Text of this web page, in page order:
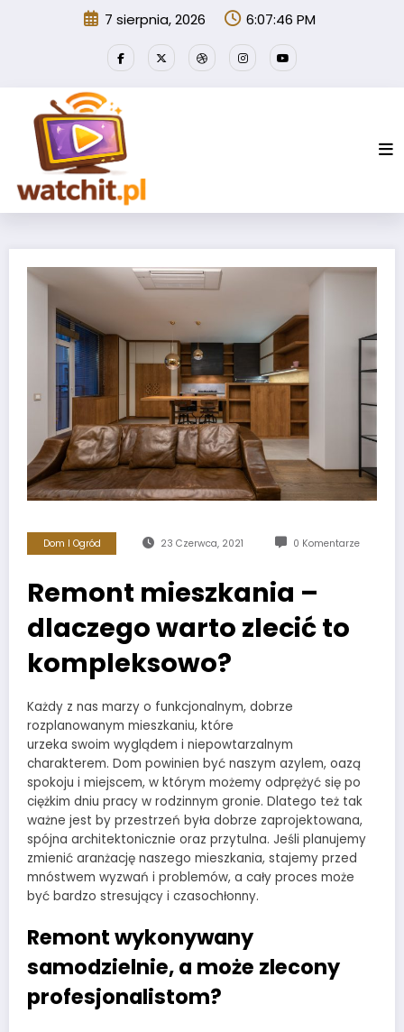
7 sierpnia, 2026 6:07:47 PM
Dom I Ogród 23 Czerwca, 2021 0 Komentarze
Remont mieszkania –
dlaczego warto zlecić to
kompleksowo?
Każdy z nas marzy o funkcjonalnym, dobrze
rozplanowanym mieszkaniu, które
urzeka swoim wyglądem i niepowtarzalnym
charakterem. Dom powinien być naszym azylem, oazą
spokoju i miejscem, w którym możemy odprężyć się po
ciężkim dniu pracy w rodzinnym gronie. Dlatego też tak
ważne jest by przestrzeń była dobrze zaprojektowana,
spójna architektonicznie oraz przytulna. Jeśli planujemy
zmienić aranżację naszego mieszkania, stajemy przed
mnóstwem wyzwań i problemów, a cały proces może
być bardzo stresujący i czasochłonny.
Remont wykonywany
samodzielnie, a może zlecony
profesjonalistom?